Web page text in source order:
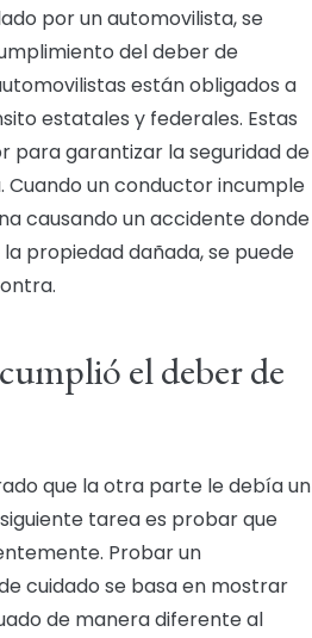
por un automovilista, se
del deber de
están obligados a
estatales y federales. Estas
para garantizar la seguridad de
Cuando un conductor incumple
causando un accidente donde
propiedad dañada, se puede
el deber de
que la otra parte le debía un
tarea es probar que
Probar un
cuidado se basa en mostrar
de manera diferente al